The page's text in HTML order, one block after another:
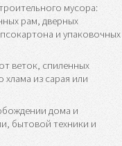
мусора:
рам, дверных
и упаковочных
веток, спиленных
из сарая или
дома и
бытовой техники и